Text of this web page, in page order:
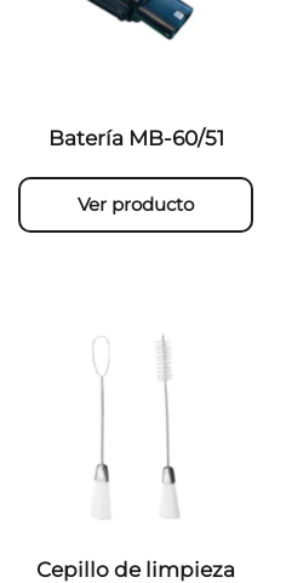
Batería MB-60/51
Ver producto
Cepillo de limpieza